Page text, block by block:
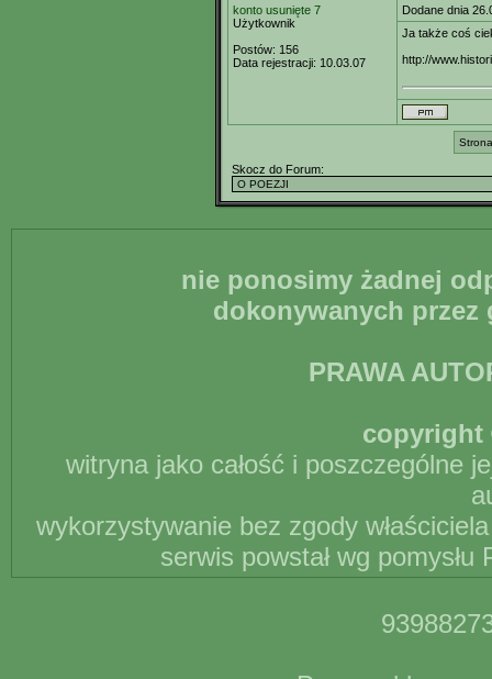
konto usunięte 7
Użytkownik
Postów: 156
Data rejestracji: 10.03.07
Dodane dnia
Ja także coś
http://
Skocz do Forum:
nie ponosimy żadnej
dokonywanych
PRAWA
copyright
witryna jako całość i poszczególne
wykorzystywanie bez zgody
serwis powstał wg